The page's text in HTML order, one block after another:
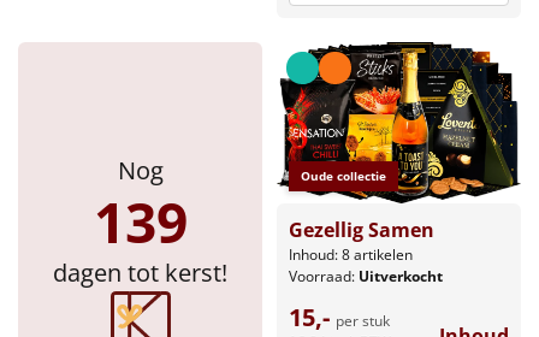
Nog
139
dagen tot kerst!
Oude collectie
Gezellig Samen
Inhoud: 8 artikelen
Voorraad: Uitverkocht
15,- per stuk